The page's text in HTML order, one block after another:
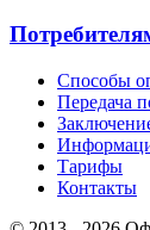
Способы
Передача
Тарифы
Контакты